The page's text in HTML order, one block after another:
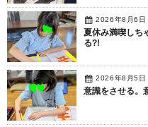
2026年8月6日
夏休み満喫しち
る?!
2026年8月5日
意識をさせる。